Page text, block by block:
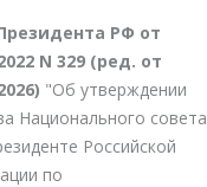
РФ от
N 329 (ред. от
"Об утверждении
Национального совета
Российской
по